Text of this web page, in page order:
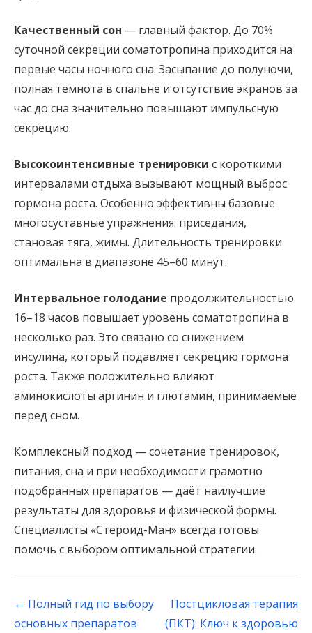
Качественный сон — главный фактор. До 70%
суточной секреции соматотропина приходится на
первые часы ночного сна. Засыпание до полуночи,
полная темнота в спальне и отсутствие экранов за
час до сна значительно повышают импульсную
секрецию.
Высокоинтенсивные тренировки с короткими
интервалами отдыха вызывают мощный выброс
гормона роста. Особенно эффективны базовые
многосуставные упражнения: приседания,
становая тяга, жимы. Длительность тренировки
оптимальна в диапазоне 45–60 минут.
Интервальное голодание продолжительностью
16–18 часов повышает уровень соматотропина в
несколько раз. Это связано со снижением
инсулина, который подавляет секрецию гормона
роста. Также положительно влияют
аминокислоты аргинин и глютамин, принимаемые
перед сном.
Комплексный подход — сочетание тренировок,
питания, сна и при необходимости грамотно
подобранных препаратов — даёт наилучшие
результаты для здоровья и физической формы.
Специалисты «Стероид-Ман» всегда готовы
помочь с выбором оптимальной стратегии.
Post
navigation
← Полный гид по выбору
основных препаратов
Постцикловая терапия
(ПКТ): Ключ к здоровью